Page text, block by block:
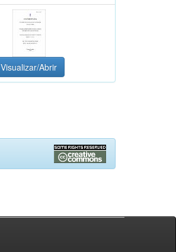
Visualizar/Abrir